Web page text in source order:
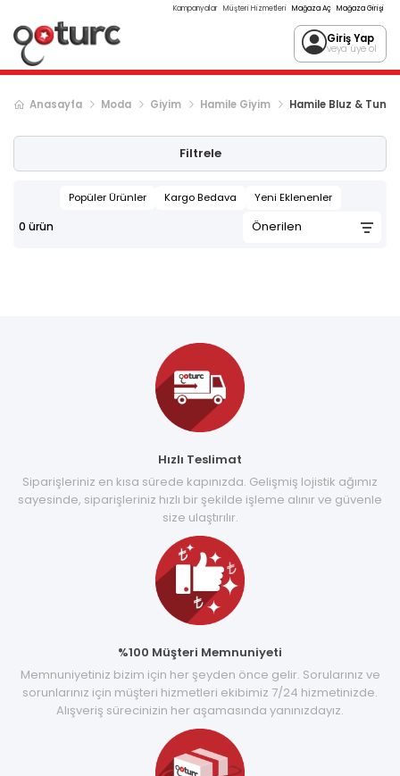
Kampanyalar Müşteri Hizmetleri Mağaza Aç Mağaza Girişi
Giriş Yap
veya üye ol
Anasayfa Moda Giyim Hamile Giyim Hamile Bluz & Tunik
Filtrele
Popüler Ürünler Kargo Bedava Yeni Eklenenler
0 ürün
Hızlı Teslimat
Siparişleriniz en kısa sürede kapınızda. Gelişmiş lojistik ağımız
sayesinde, siparişleriniz hızlı bir şekilde işleme alınır ve güvenle
size ulaştırılır.
%100 Müşteri Memnuniyeti
Memnuniyetiniz bizim için her şeyden önce gelir. Sorularınız ve
sorunlarınız için müşteri hizmetleri ekibimiz 7/24 hizmetinizde.
Alışveriş sürecinizin her aşamasında yanınızdayız.